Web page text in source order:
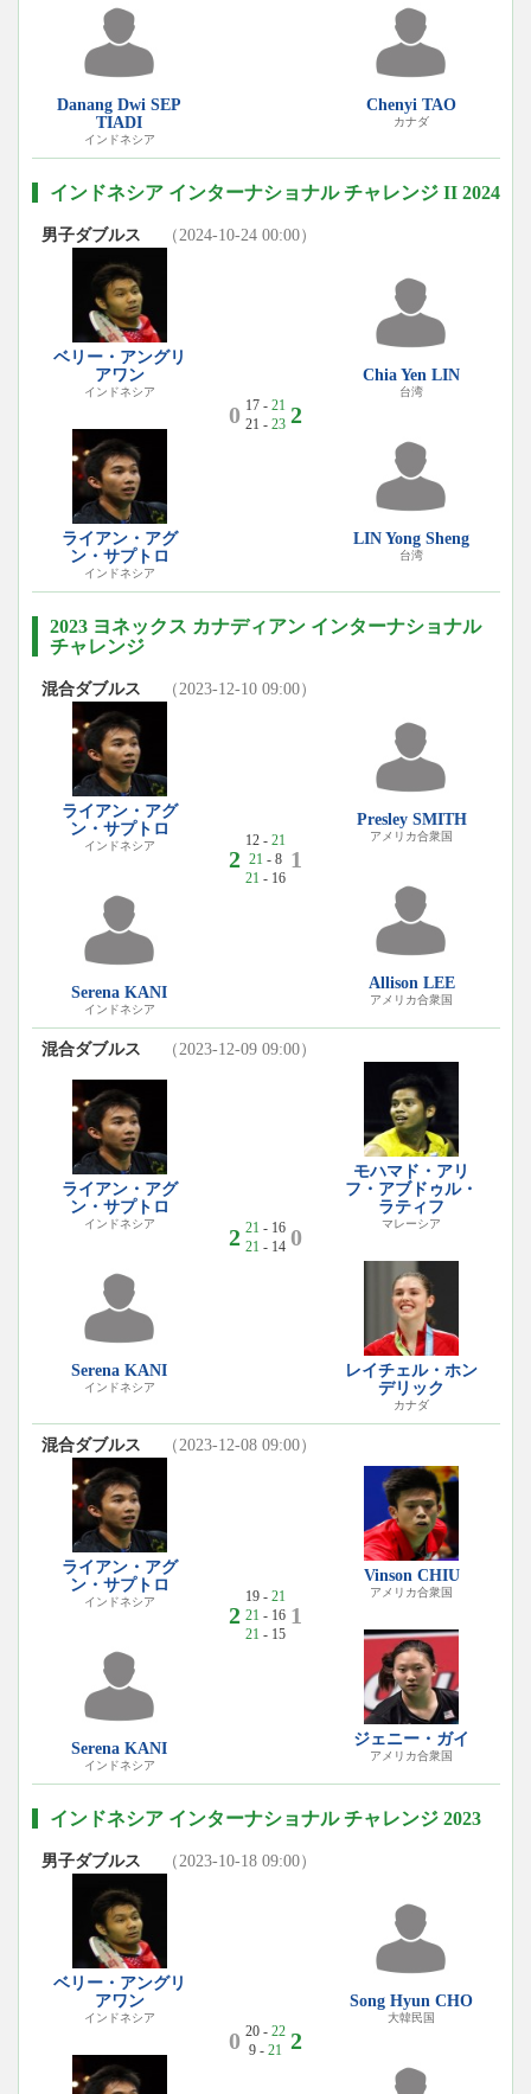
Danang Dwi SEP
TIADI
インドネシア
Chenyi TAO
カナダ
インドネシア インターナショナル チャレンジ II 2024
男子ダブルス （2024-10-24 00:00）
ベリー・アングリ
アワン
インドネシア
ライアン・アグ
ン・サプトロ
インドネシア
0 17 - 21
21 - 23 2
Chia Yen LIN
台湾
LIN Yong Sheng
台湾
2023 ヨネックス カナディアン インターナショナル
チャレンジ
混合ダブルス （2023-12-10 09:00）
ライアン・アグ
ン・サプトロ
インドネシア
Serena KANI
インドネシア
2
12 - 21
21 - 8
21 - 16
1
Presley SMITH
アメリカ合衆国
Allison LEE
アメリカ合衆国
混合ダブルス （2023-12-09 09:00）
ライアン・アグ
ン・サプトロ
インドネシア
Serena KANI
インドネシア
2 21 - 16
21 - 14 0
モハマド・アリ
フ・アブドゥル・
ラティフ
マレーシア
レイチェル・ホン
デリック
カナダ
混合ダブルス （2023-12-08 09:00）
ライアン・アグ
ン・サプトロ
インドネシア
Serena KANI
インドネシア
2
19 - 21
21 - 16
21 - 15
1
Vinson CHIU
アメリカ合衆国
ジェニー・ガイ
アメリカ合衆国
インドネシア インターナショナル チャレンジ 2023
男子ダブルス （2023-10-18 09:00）
ベリー・アングリ
アワン
インドネシア
0 20 - 22
9 - 21 2
Song Hyun CHO
大韓民国